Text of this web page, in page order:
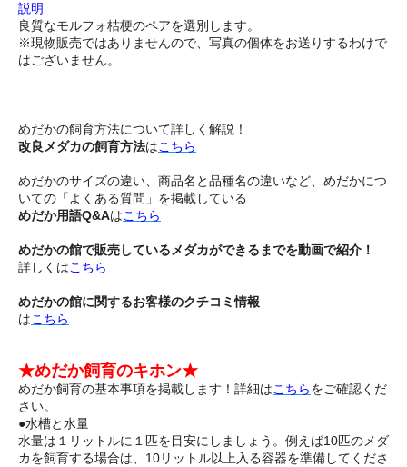
説明
良質なモルフォ桔梗のペアを選別します。
※現物販売ではありませんので、写真の個体をお送りするわけで
はございません。
めだかの飼育方法について詳しく解説！
改良メダカの飼育方法はこちら
めだかのサイズの違い、商品名と品種名の違いなど、めだかにつ
いての「よくある質問」を掲載している
めだか用語Q&Aはこちら
めだかの館で販売しているメダカができるまでを動画で紹介！
詳しくはこちら
めだかの館に関するお客様のクチコミ情報
はこちら
★めだか飼育のキホン★
めだか飼育の基本事項を掲載します！詳細はこちらをご確認くだ
さい。
●水槽と水量
水量は１リットルに１匹を目安にしましょう。例えば10匹のメダ
カを飼育する場合は、10リットル以上入る容器を準備してくださ